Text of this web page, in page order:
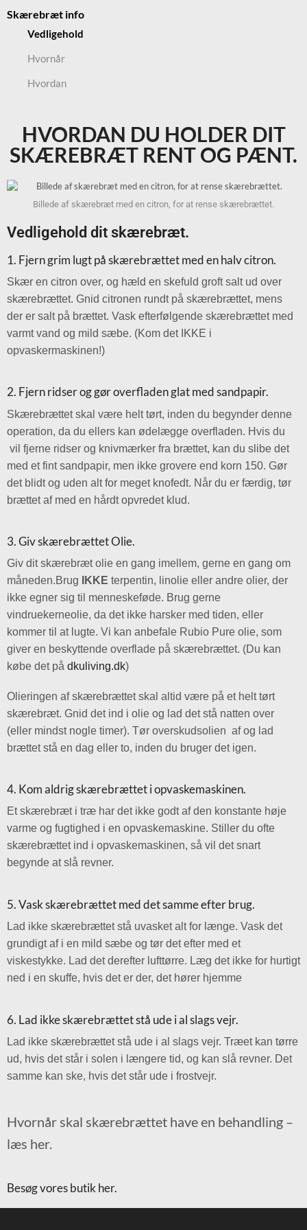
Skærebræt info
Vedligehold
Hvornår
Hvordan
HVORDAN DU HOLDER DIT
SKÆREBRÆT RENT OG PÆNT.
Billede af skærebræt med en citron, for at rense skærebrættet.
Vedligehold dit skærebræt.
1. Fjern grim lugt på skærebrættet med en halv citron.
Skær en citron over, og hæld en skefuld groft salt ud over
skærebrættet. Gnid citronen rundt på skærebrættet, mens
der er salt på brættet. Vask efterfølgende skærebrættet med
varmt vand og mild sæbe. (Kom det IKKE i
opvaskermaskinen!)
2. Fjern ridser og gør overfladen glat med sandpapir.
Skærebrættet skal være helt tørt, inden du begynder denne
operation, da du ellers kan ødelægge overfladen. Hvis du
vil fjerne ridser og knivmærker fra brættet, kan du slibe det
med et fint sandpapir, men ikke grovere end korn 150. Gør
det blidt og uden alt for meget knofedt. Når du er færdig, tør
brættet af med en hårdt opvredet klud.
3. Giv skærebrættet Olie.
Giv dit skærebræt olie en gang imellem, gerne en gang om
måneden.Brug
IKKE terpentin, linolie eller andre olier, der
ikke egner sig til menneskeføde. Brug gerne
vindruekerneolie, da det ikke harsker med tiden, eller
kommer til at lugte. Vi kan anbefale Rubio Pure olie, som
giver en beskyttende overflade på skærebrættet. (Du kan
købe det på dkuliving.dk)
Olieringen af skærebrættet skal altid være på et helt tørt
skærebræt. Gnid det ind i olie og lad det stå natten over
(eller mindst nogle timer). Tør overskudsolien af og lad
brættet stå en dag eller to, inden du bruger det igen.
4. Kom aldrig skærebrættet i opvaskemaskinen.
Et skærebræt i træ har det ikke godt af den konstante høje
varme og fugtighed i en opvaskemaskine. Stiller du ofte
skærebrættet ind i opvaskemaskinen, så vil det snart
begynde at slå revner.
5. Vask skærebrættet med det samme efter brug.
Lad ikke skærebrættet stå uvasket alt for længe. Vask det
grundigt af i en mild sæbe og tør det efter med et
viskestykke. Lad det derefter lufttørre. Læg det ikke for hurtigt
ned i en skuffe, hvis det er der, det hører hjemme
6. Lad ikke skærebrættet stå ude i al slags vejr.
Lad ikke skærebrættet stå ude i al slags vejr. Træet kan tørre
ud, hvis det står i solen i længere tid, og kan slå revner. Det
samme kan ske, hvis det står ude i frostvejr.
Hvornår skal skærebrættet have en behandling –
læs her.
Besøg vores butik her.